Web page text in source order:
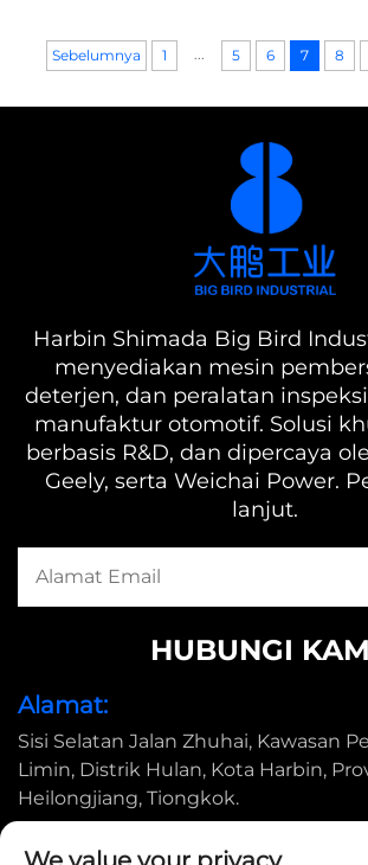
Sebelumnya 1 5 6 7 8
Harbin Shimada Big Bird
menyediakan mesin
deterjen, dan peralatan
manufaktur otomotif. Solusi
berbasis R&D, dan dipercaya
Geely, serta Weichai Power.
lanjut.
HUBUNGI
Alamat:
Sisi Selatan Jalan Zhuhai, Kawasan
Limin, Distrik Hulan, Kota Harbin,
Heilongjiang, Tiongkok.